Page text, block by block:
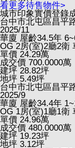
看更多待售物件>
城市印象實價登錄
台中市北屯區昌平
2025/11
華廈 屋齡34.5年
OG 2房(室)2廳2衛
單價 24.29萬
成交價 700.0000萬
建坪 28.82坪
地坪 5.49坪
台中市北屯區昌平
2025/9
華廈 屋齡34.4年
OG 1房(室)1廳1衛
單價 24.96萬
成交價 480.0000萬
建坪 19.23坪
地坪 3.12坪